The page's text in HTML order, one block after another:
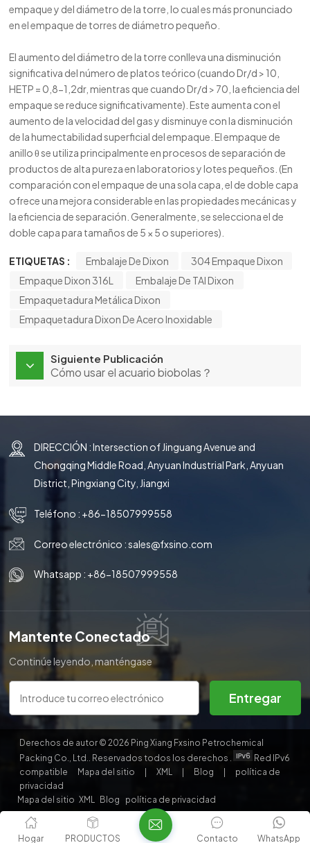
empaque y del diámetro de la torre, lo cual es más pronunciado
en el empaque de torres de diámetro pequeño.
El aumento del diámetro de la torre conlleva una disminución
significativa del número de platos teórico (cuando Dr/d > 10,
HETP = 0,8-1,2dr, mientras que cuando Dr/d > 70, la eficiencia del
empaque se reduce significativamente). Este aumenta con el
aumento de la velocidad del gas y disminuye con la disminución
de la humectabilidad superficial del empaque. El empaque de
anillo θ se utiliza principalmente en procesos de separación de
productos de alta pureza en laboratorios y lotes pequeños. (En
comparación con el empaque de una sola capa, el de doble capa
ofrece una mejora considerable en las propiedades mecánicas y
la eficiencia de separación. Generalmente, se selecciona el de
doble capa para tamaños de 5 × 5 o superiores).
ETIQUETAS : Embalaje De Dixon
304 Empaque Dixon
Empaque Dixon 316L
Embalaje De TAI Dixon
Empaquetadura Metálica Dixon
Empaquetadura Dixon De Acero Inoxidable
Siguiente Publicación
Cómo usar el acuario biobolas？
DIRECCIÓN : Intersection of Jinguang Avenue and
Chongqing Middle Road, Anyuan Industrial Park, Anyuan
District, Pingxiang City, Jiangxi
Teléfono : +86-18507999558
Correo electrónico :sales@fxsino.com
Whatsapp : +86-18507999558
Mantente Conectado
Continúe leyendo, manténgase
informado, suscríbase y le
invitamos a que nos cuente lo
que piensa.
Entregar
Derechos de autor © 2026 Ping Xiang Fxsino Petrochemical
Packing Co., Ltd.. Reservados todos los derechos .
Red IPv6
compatible
Mapa del sitio XML Blog
política de
privacidad
Mapa del sitio XML Blog política de privacidad
Hogar PRODUCTOS WhatsApp
Contacto